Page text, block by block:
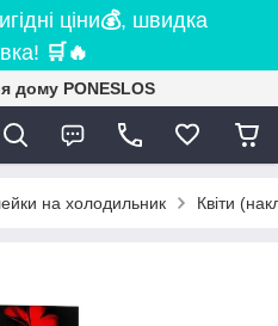
ціни💰, швидка
🛒 🔥
дому PONESLOS
на холодильник Квіти